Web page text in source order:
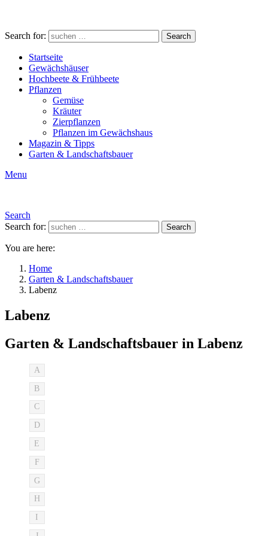
Search for: Search
Startseite
Gewächshäuser
Hochbeete & Frühbeete
Pflanzen
Gemüse
Kräuter
Zierpflanzen
Pflanzen im Gewächshaus
Magazin & Tipps
Garten & Landschaftsbauer
Menu
Search
Search for:
Search
You are here:
Home
Garten & Landschaftsbauer
Labenz
Labenz
Garten & Landschaftsbauer in Labenz
A
B
C
D
E
F
G
H
I